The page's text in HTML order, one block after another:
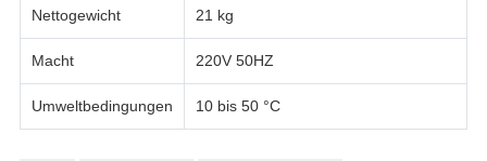
Nettogewicht 21 kg
Macht 220V 50HZ
Umweltbedingungen 10 bis 50 °C